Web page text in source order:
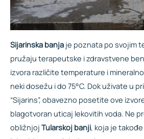
Sijarinska banja je poznata po svojim
pružaju terapeutske i zdravstvene
izvora različite temperature i
neki dosežu i do 75°C. Dok uživate u
“Sijarins”, obavezno posetite ove
blagotvoran uticaj lekovitih voda. Ne
obližnjoj Tularskoj banji, koja je